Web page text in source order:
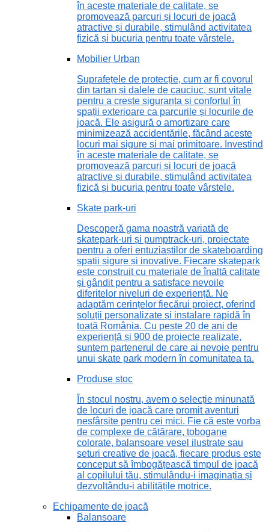
în aceste materiale de calitate, se
promovează parcuri și locuri de joacă
atractive și durabile, stimulând activitatea
fizică și bucuria pentru toate vârstele.
Mobilier Urban
Suprafețele de protecție, cum ar fi covorul
din tartan și dalele de cauciuc, sunt vitale
pentru a crește siguranța și confortul în
spații exterioare ca parcurile și locurile de
joacă. Ele asigură o amortizare care
minimizează accidentările, făcând aceste
locuri mai sigure și mai primitoare. Investind
în aceste materiale de calitate, se
promovează parcuri și locuri de joacă
atractive și durabile, stimulând activitatea
fizică și bucuria pentru toate vârstele.
Skate park-uri
Descoperă gama noastră variată de
skatepark-uri și pumptrack-uri, proiectate
pentru a oferi entuziaștilor de skateboarding
spații sigure și inovative. Fiecare skatepark
este construit cu materiale de înaltă calitate
și gândit pentru a satisface nevoile
diferitelor niveluri de experiență. Ne
adaptăm cerințelor fiecărui proiect, oferind
soluții personalizate și instalare rapidă în
toată România. Cu peste 20 de ani de
experiență și 900 de proiecte realizate,
suntem partenerul de care ai nevoie pentru
unui skate park modern în comunitatea ta.
Produse stoc
În stocul nostru, avem o selecție minunată
de locuri de joacă care promit aventuri
nesfârșite pentru cei mici. Fie că este vorba
de complexe de cățărare, tobogane
colorate, balansoare vesel ilustrate sau
seturi creative de joacă, fiecare produs este
conceput să îmbogățească timpul de joacă
al copilului tău, stimulându-i imaginația și
dezvoltându-i abilitățile motrice.
Echipamente de joacă
Balansoare